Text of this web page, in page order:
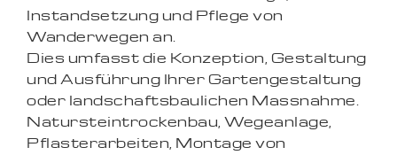
Instandsetzung und Pflege von
Wanderwegen an.
Dies umfasst die Konzeption, Gestaltung
und Ausführung Ihrer Gartengestaltung
oder landschaftsbaulichen Massnahme.
Natursteintrockenbau, Wegeanlage,
Pflasterarbeiten, Montage von